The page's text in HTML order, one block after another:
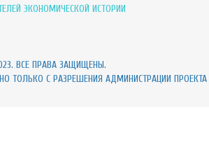
ЭКОНОМИЧЕСКОЙ ИСТОРИИ
ВСЕ ПРАВА ЗАЩИЩЕНЫ.
ТОЛЬКО С РАЗРЕШЕНИЯ АДМИНИСТРАЦИИ ПРОЕКТА